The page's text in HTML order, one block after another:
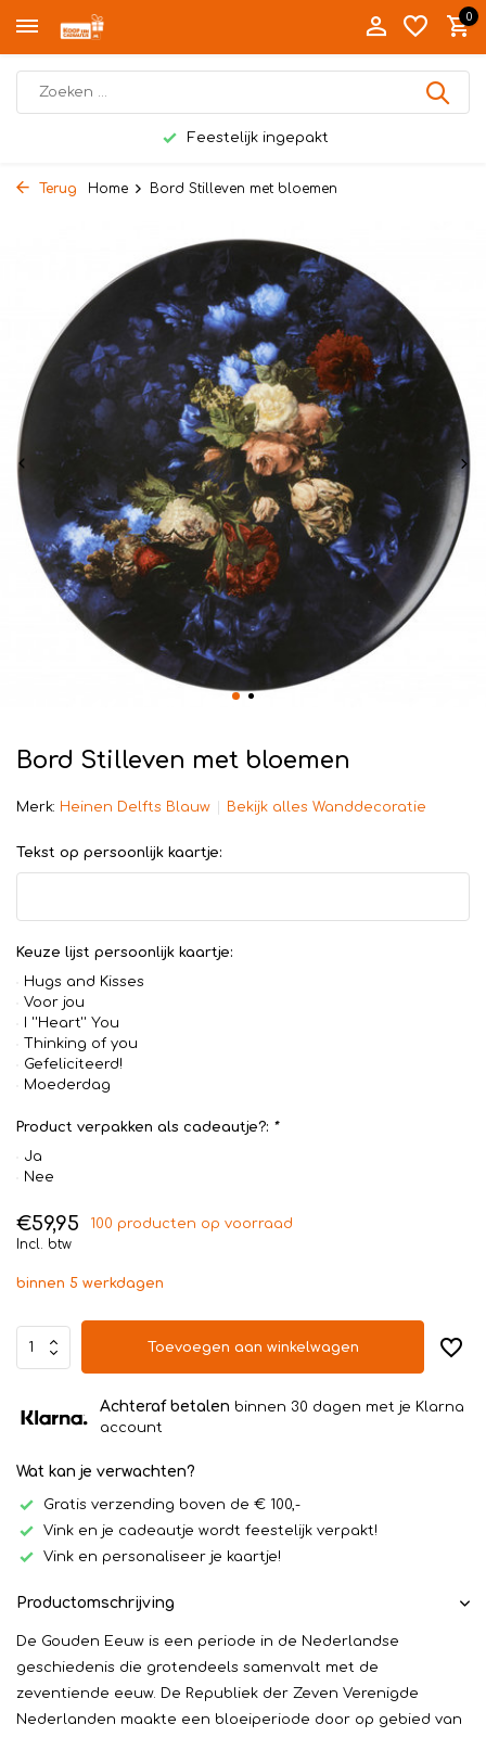
0
Feestelijk ingepakt
Terug Home Bord Stilleven met bloemen
Bord Stilleven met bloemen
Merk: Heinen Delfts Blauw Bekijk alles Wanddecoratie
Tekst op persoonlijk kaartje:
Keuze lijst persoonlijk kaartje:
Hugs and Kisses
Voor jou
I ''Heart'' You
Thinking of you
Gefeliciteerd!
Moederdag
Product verpakken als cadeautje?: *
Ja
Nee
€59,95
100 producten op voorraad
Incl. btw
binnen 5 werkdagen
Toevoegen aan winkelwagen
Achteraf betalen binnen 30 dagen met je Klarna
account
Wat kan je verwachten?
Gratis verzending boven de € 100,-
Vink en je cadeautje wordt feestelijk verpakt!
Vink en personaliseer je kaartje!
Productomschrijving
De Gouden Eeuw is een periode in de Nederlandse
geschiedenis die grotendeels samenvalt met de
zeventiende eeuw. De Republiek der Zeven Verenigde
Nederlanden maakte een bloeiperiode door op gebied van